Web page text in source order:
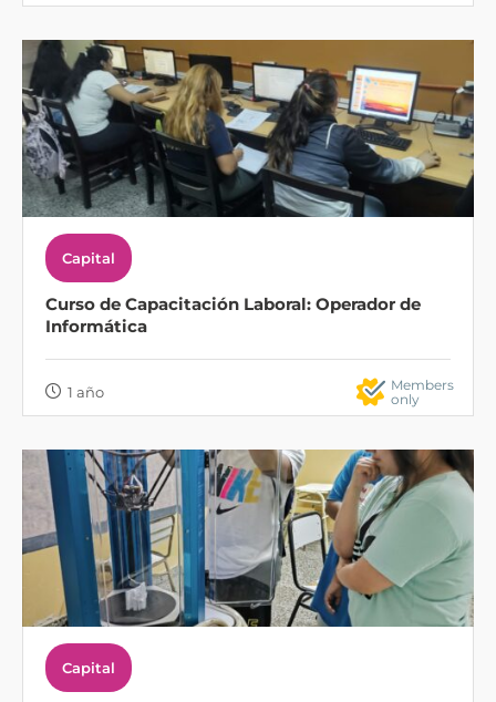
Capital
Curso de Capacitación Laboral: Operador de
Informática
1 año
Members
only
Capital